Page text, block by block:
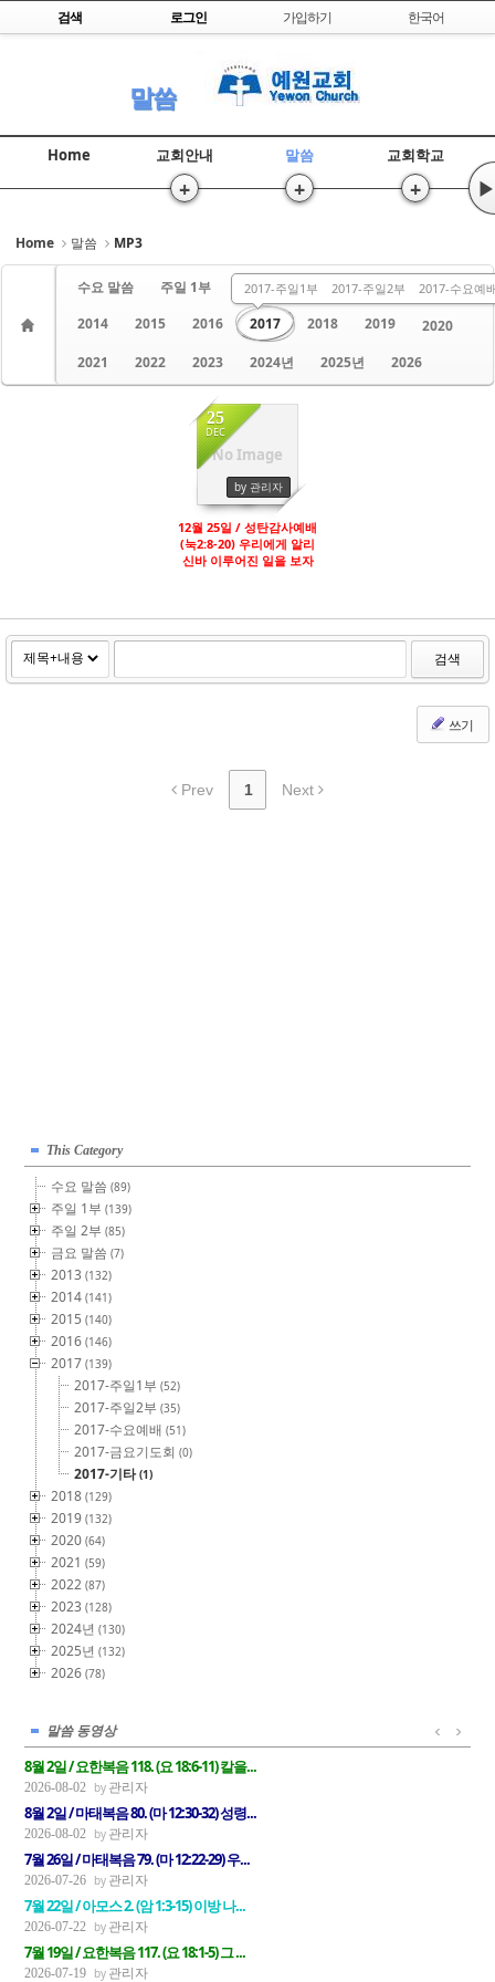
Skip to content
검색 로그인 가입하기 한국어
말씀
Home 교회안내
+
말씀
+
교회학교
+ ▶
Home 말씀 MP3
수요 말씀 주일 1부 주일 2부 금요 말씀
2013
2014
2015 2016 2017
2017-주일1부 2017-주일2부 2017-수요예
2018 2019
2020
2021
2022 2023 2024년 2025년 2026
No Image
25
DEC
by 관리자
3121
12월 25일 / 성탄감사예배
(눅2:8-20) 우리에게 알리
신바 이루어진 일을 보자
검색
쓰기
Prev 1 Next
This Category
수요 말씀(89)
주일 1부(139)
주일 2부(85)
금요 말씀(7)
2013(132)
2014(141)
2015(140)
2016(146)
2017(139)
2017-주일1부(52)
2017-주일2부(35)
2017-수요예배(51)
2017-금요기도회(0)
2017-기타(1)
2018(129)
2019(132)
2020(64)
2021(59)
2022(87)
2023(128)
2024년(130)
2025년(132)
2026(78)
말씀 동영상
8월 2일 / 요한복음 118. (요 18:6-11) 칼을...
2026-08-02 관리자
8월 2일 / 마태복음 80. (마 12:30-32) 성령...
2026-08-02 관리자
7월 26일 / 마태복음 79. (마 12:22-29) 우...
2026-07-26 관리자
7월 22일 / 아모스 2. (암 1:3-15) 이방 나...
2026-07-22 관리자
7월 19일 / 요한복음 117. (요 18:1-5) 그 ...
2026-07-19 관리자
Sketchbook5, 스케치북5
Sketchbook5, 스케치북5